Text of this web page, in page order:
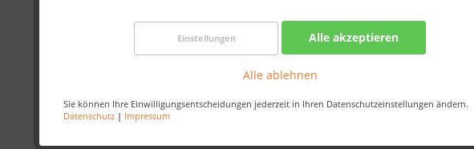
Einstellungen Alle akzeptieren
Alle ablehnen
Sie können Ihre Einwilligungsentscheidungen jederzeit in Ihren Datenschutzeinstellungen ändern.
Datenschutz | Impressum
16,95 €
inkl. MwSt.
zzgl.